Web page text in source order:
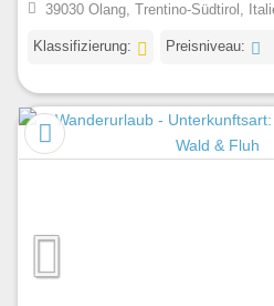
39030 Olang, Trentino-Südtirol,
Klassifizierung: Preisniveau: